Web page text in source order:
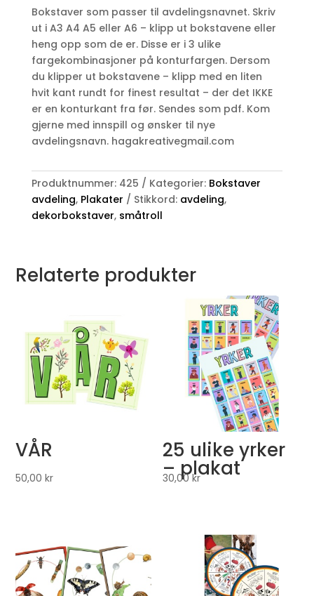
Bokstaver som passer til avdelingsnavnet. Skriv
ut i A3 A4 A5 eller A6 – klipp ut bokstavene eller
heng opp som de er. Disse er i 3 ulike
fargekombinasjoner på konturfargen. Dersom
du klipper ut bokstavene – klipp med en liten
hvit kant rundt for finest resultat – der det IKKE
er en konturkant fra før. Sendes som pdf. Kom
gjerne med innspill og ønsker til nye
avdelingsnavn. hagakreativegmail.com
Produktnummer: 425 Kategorier: Bokstaver
avdeling, Plakater Stikkord: avdeling,
dekorbokstaver, småtroll
Relaterte produkter
VÅR
50,00kr
25 ulike yrker
– plakat
30,00kr